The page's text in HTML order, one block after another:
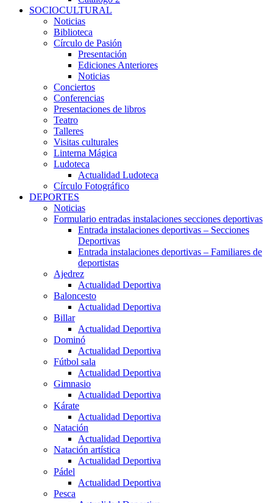
SOCIOCULTURAL
Noticias
Biblioteca
Círculo de Pasión
Presentación
Ediciones Anteriores
Noticias
Conciertos
Conferencias
Presentaciones de libros
Teatro
Talleres
Visitas culturales
Linterna Mágica
Ludoteca
Actualidad Ludoteca
Círculo Fotográfico
DEPORTES
Noticias
Formulario entradas instalaciones secciones deportivas
Entrada instalaciones deportivas – Secciones
Deportivas
Entrada instalaciones deportivas – Familiares de
deportistas
Ajedrez
Actualidad Deportiva
Baloncesto
Actualidad Deportiva
Billar
Actualidad Deportiva
Dominó
Actualidad Deportiva
Fútbol sala
Actualidad Deportiva
Gimnasio
Actualidad Deportiva
Kárate
Actualidad Deportiva
Natación
Actualidad Deportiva
Natación artística
Actualidad Deportiva
Pádel
Actualidad Deportiva
Pesca